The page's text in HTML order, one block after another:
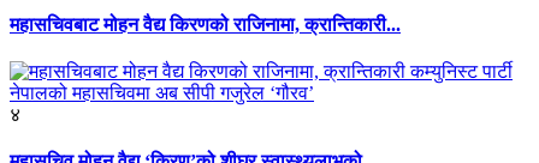
महासचिवबाट मोहन वैद्य किरणको राजिनामा, क्रान्तिकारी...
४